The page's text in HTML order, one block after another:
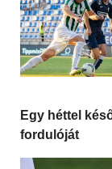
Egy héttel
fordulóját